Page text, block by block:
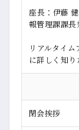
座長：伊藤
報管理課課長
リアルタイ
に詳しく知り
閉会挨拶